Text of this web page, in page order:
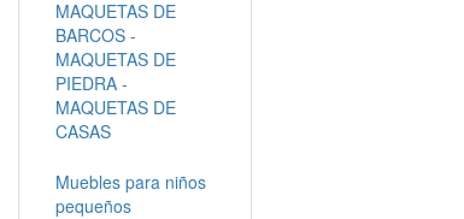
MAQUETAS DE
BARCOS -
MAQUETAS DE
PIEDRA -
MAQUETAS DE
CASAS
Muebles para niños
pequeños